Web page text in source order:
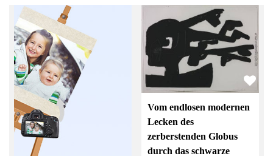
Vom endlosen modernen
Lecken des
zerberstenden Globus
durch das schwarze